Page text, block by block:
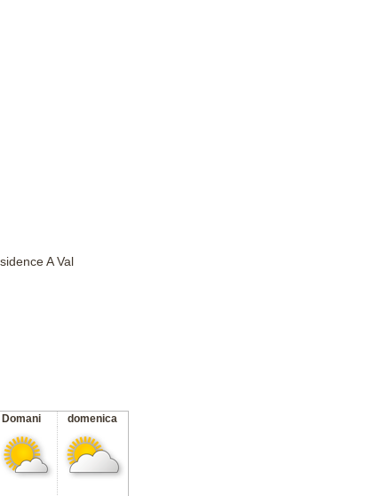
Domani domenica